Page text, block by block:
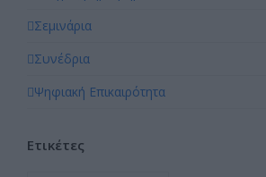
Σεμινάρια
Συνέδρια
Ψηφιακή Επικαιρότητα
Ετικέτες